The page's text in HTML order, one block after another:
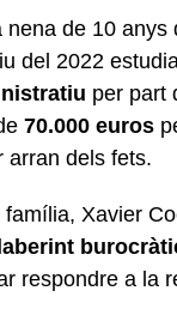
de 10 anys
del 2022
per part
70.000 euros
arran dels fets.
família, Xavier
respondre a la